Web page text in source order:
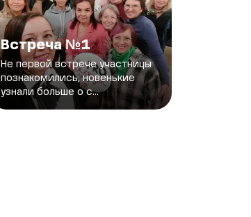
Встреча №1
Не первой встрече участницы
познакомились, новенькие
узнали больше о с...